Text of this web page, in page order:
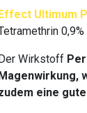
Ultimum
Wirkstoff
eine